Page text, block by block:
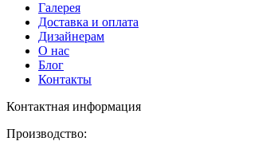
Галерея
Доставка и оплата
Дизайнерам
О нас
Блог
Контакты
Контактная информация
Производство: